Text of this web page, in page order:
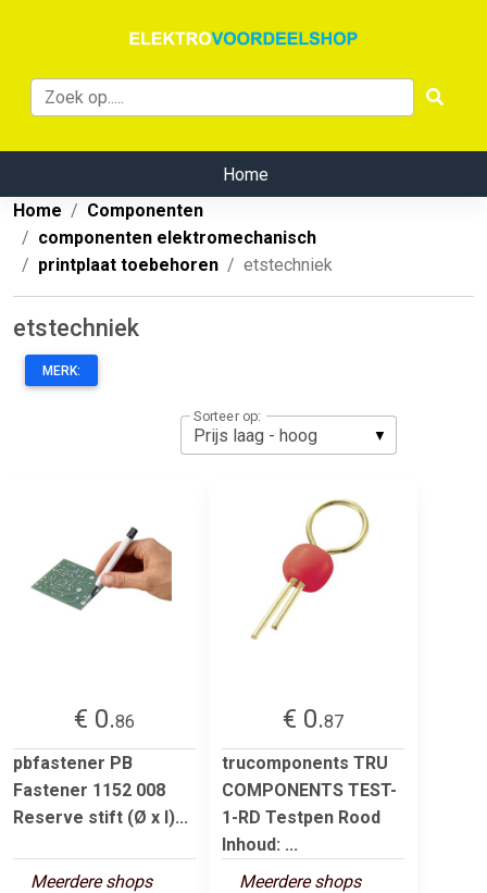
Home
Home
Componenten
componenten elektromechanisch
printplaat toebehoren
etstechniek
etstechniek
MERK:
Sorteer op:
€ 0.86
pbfastener PB
Fastener 1152 008
Reserve stift (Ø x l)...
Meerdere shops
€ 0.87
trucomponents TRU
COMPONENTS TEST-
1-RD Testpen Rood
Inhoud: ...
Meerdere shops